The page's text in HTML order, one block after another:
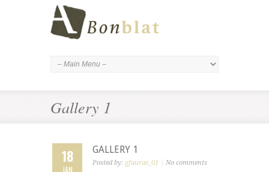
Gallery 1
18
JAN
GALLERY 1
Posted by: gfauras_01 No comments